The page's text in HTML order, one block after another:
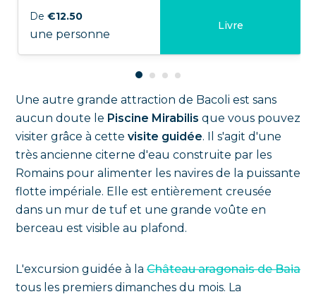
De €12.50
une personne
Livre
Une autre grande attraction de Bacoli est sans
aucun doute le Piscine Mirabilis que vous pouvez
visiter grâce à cette visite guidée. Il s'agit d'une
très ancienne citerne d'eau construite par les
Romains pour alimenter les navires de la puissante
flotte impériale. Elle est entièrement creusée
dans un mur de tuf et une grande voûte en
berceau est visible au plafond.
L'excursion guidée à la Château aragonais de Baia
tous les premiers dimanches du mois. La